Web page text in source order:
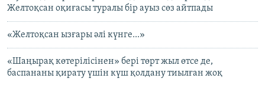
Желтоқсан оқиғасы туралы бір ауыз сөз айтпады
«Желтоқсан ызғары әлі күнге...»
«Шаңырақ көтерілісінен» бері төрт жыл өтсе де,
баспананы қирату үшін күш қолдану тиылған жоқ